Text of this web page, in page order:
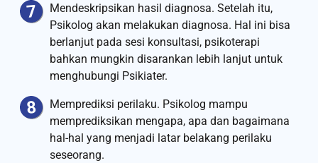
Mendeskripsikan hasil diagnosa. Setelah itu,
Psikolog akan melakukan diagnosa. Hal ini bisa
berlanjut pada sesi konsultasi, psikoterapi
bahkan mungkin disarankan lebih lanjut untuk
menghubungi Psikiater.
Memprediksi perilaku. Psikolog mampu
memprediksikan mengapa, apa dan bagaimana
hal-hal yang menjadi latar belakang perilaku
seseorang.